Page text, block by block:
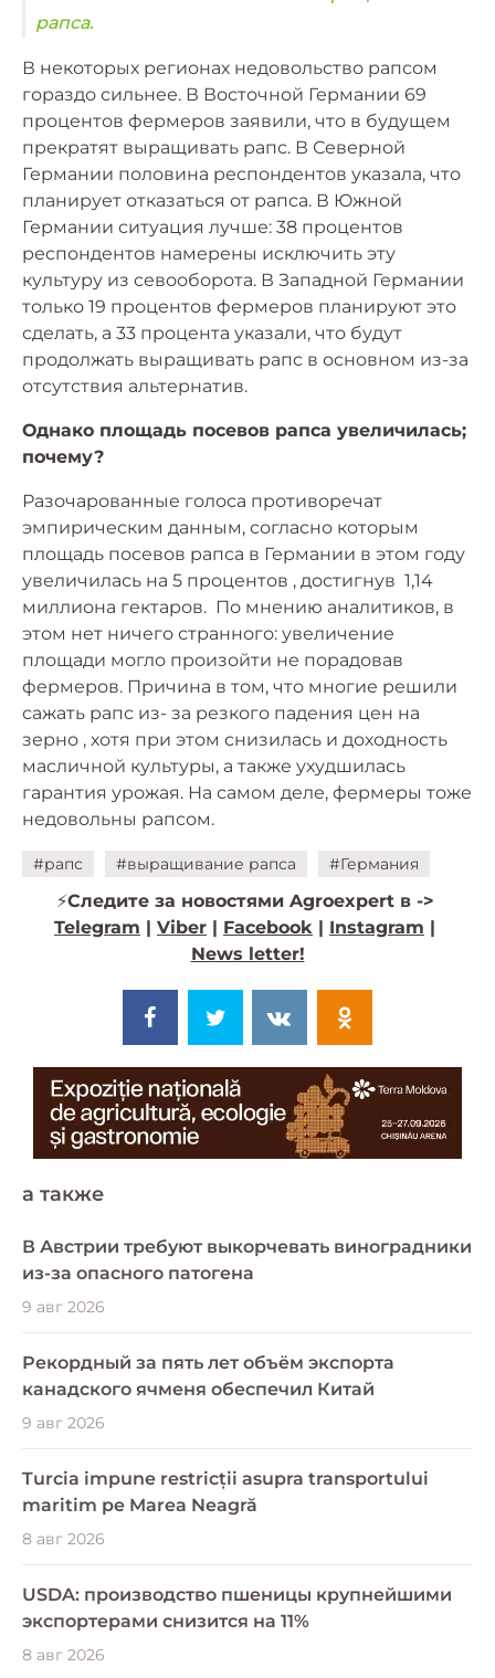
рапса.
В некоторых регионах недовольство рапсом
гораздо сильнее. В Восточной Германии 69
процентов фермеров заявили, что в будущем
прекратят выращивать рапс. В Северной
Германии половина респондентов указала, что
планирует отказаться от рапса. В Южной
Германии ситуация лучше: 38 процентов
респондентов намерены исключить эту
культуру из севооборота. В Западной Германии
только 19 процентов фермеров планируют это
сделать, а 33 процента указали, что будут
продолжать выращивать рапс в основном из-за
отсутствия альтернатив.
Однако площадь посевов рапса увеличилась;
почему?
Разочарованные голоса противоречат
эмпирическим данным, согласно которым
площадь посевов рапса в Германии в этом году
увеличилась на 5 процентов , достигнув 1,14
миллиона гектаров. По мнению аналитиков, в
этом нет ничего странного: увеличение
площади могло произойти не порадовав
фермеров. Причина в том, что многие решили
сажать рапс из- за резкого падения цен на
зерно , хотя при этом снизилась и доходность
масличной культуры, а также ухудшилась
гарантия урожая. На самом деле, фермеры тоже
недовольны рапсом.
#рапс #выращивание рапса #Германия
⚡️Следите за новостями Agroexpert в ->
Telegram | Viber | Facebook | Instagram |
News letter!
a также
В Австрии требуют выкорчевать виноградники
из-за опасного патогена
9 авг 2026
Рекордный за пять лет объём экспорта
канадского ячменя обеспечил Китай
9 авг 2026
Turcia impune restricții asupra transportului
maritim pe Marea Neagră
8 авг 2026
USDA: производство пшеницы крупнейшими
экспортерами снизится на 11%
8 авг 2026